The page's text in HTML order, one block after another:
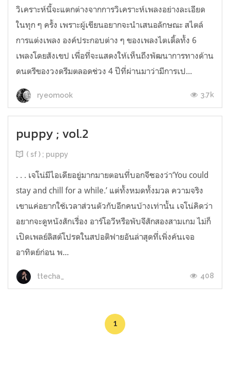
วิเคราะห์นี้จะแตกต่างจากการวิเคราะห์เพลงอย่างละเอียด
ในทุก ๆ ครั้ง เพราะผู้เขียนอยากจะนำเสนอลักษณะ สไตล์
การแต่งเพลง องค์ประกอบต่าง ๆ ของเพลงไตเติ้ลทั้ง 6
เพลงโดยสังเขป เพื่อที่จะแสดงให้เห็นถึงพัฒนาการทางด้าน
ดนตรีของวงดรีมตลอดช่วง 4 ปีที่ผ่านมาว่ามีการเป...
ryeomook 3.7k
puppy ; vol.2
( sf ) ; puppy
. . . เจโน่มีไอเดียอยู่มากมายตอนที่บอกจีซองว่า‘You could
stay and chill for a while.’ แต่ทั้งหมดทั้งมวล ความจริง
เขาแค่อยากใช้เวลาส่วนตัวกับอีกคนบ้างเท่านั้น เจโน่คิดว่า
อยากจะดูหนังสักเรื่อง อาร์โอวีหรือพับจีสักสองสามเกม ไม่ก็
เปิดเพลย์ลิสต์โปรดในสปอติฟายอันล่าสุดที่เพิ่งค้นเจอ
อาทิตย์ก่อน พ...
ttecha_ 408
1